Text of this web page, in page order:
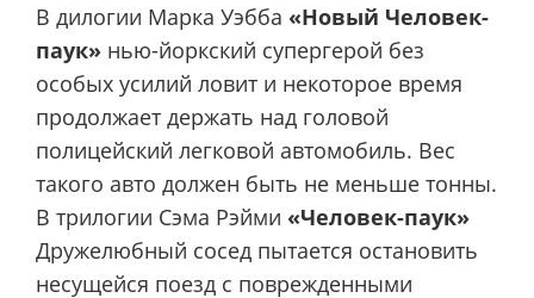
В дилогии Марка Уэбба «Новый Человек-
паук» нью-йоркский супергерой без
особых усилий ловит и некоторое время
продолжает держать над головой
полицейский легковой автомобиль. Вес
такого авто должен быть не меньше тонны.
В трилогии Сэма Рэйми «Человек-паук»
Дружелюбный сосед пытается остановить
несущейся поезд с поврежденными